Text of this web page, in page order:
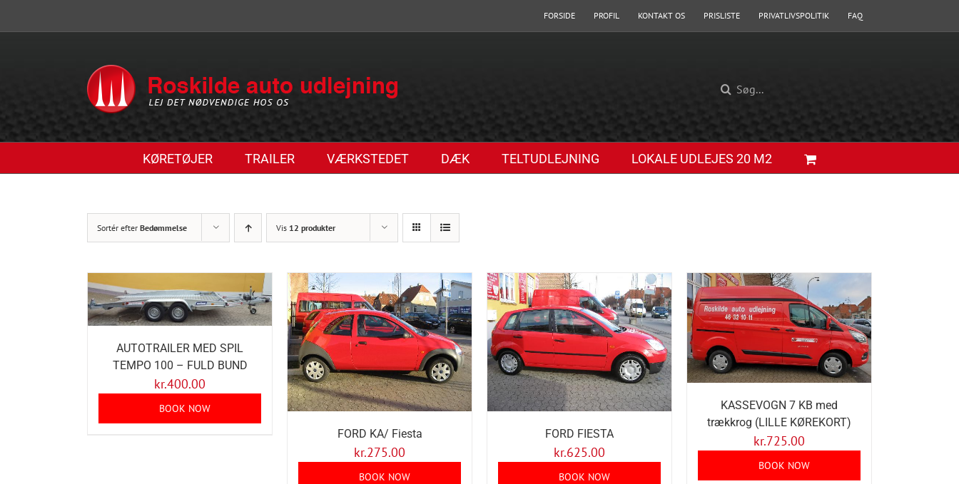
FORSIDE PROFIL KONTAKT OS PRISLISTE PRIVATLIVSPOLITIK FAQ
Søg
KØRETØJER TRAILER VÆRKSTEDET DÆK TELTUDLEJNING LOKALE UDLEJES 20 M2
Sortér efter Bedømmelse Vis 12 produkter
AUTOTRAILER MED SPIL
TEMPO 100 – FULD BUND
kr.400.00
BOOK NOW
FORD KA/ Fiesta
kr.275.00
BOOK NOW
FORD FIESTA
kr.625.00
BOOK NOW
KASSEVOGN 7 KB med
trækkrog (LILLE KØREKORT)
kr.725.00
BOOK NOW